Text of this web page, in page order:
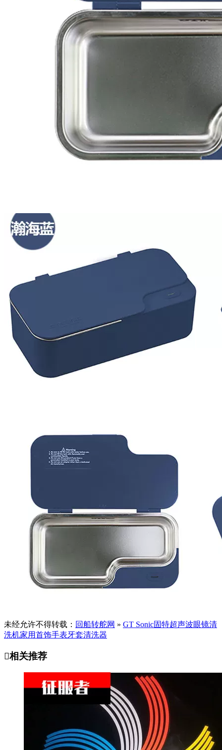
未经允许不得转载： 回船转舵网 » GT Sonic固特超声波眼镜清
洗机家用首饰手表牙套清洗器
相关推荐